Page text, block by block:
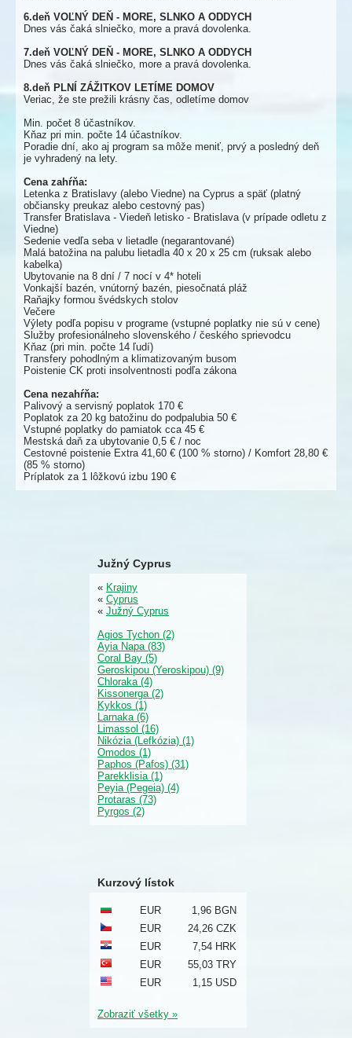
6.deň VOĽNÝ DEŇ - MORE, SLNKO A ODDYCH
Dnes vás čaká slniečko, more a pravá dovolenka.
7.deň VOĽNÝ DEŇ - MORE, SLNKO A ODDYCH
Dnes vás čaká slniečko, more a pravá dovolenka.
8.deň PLNÍ ZÁŽITKOV LETÍME DOMOV
Veriac, že ste prežili krásny čas, odletíme domov
Min. počet 8 účastníkov.
Kňaz pri min. počte 14 účastníkov.
Poradie dní, ako aj program sa môže meniť, prvý a posledný deň
je vyhradený na lety.
Cena zahŕňa:
Letenka z Bratislavy (alebo Viedne) na Cyprus a späť (platný
občiansky preukaz alebo cestovný pas)
Transfer Bratislava - Viedeň letisko - Bratislava (v prípade odletu z
Viedne)
Sedenie vedľa seba v lietadle (negarantované)
Malá batožina na palubu lietadla 40 x 20 x 25 cm (ruksak alebo
kabelka)
Ubytovanie na 8 dní / 7 nocí v 4* hoteli
Vonkajší bazén, vnútorný bazén, piesočnatá pláž
Raňajky formou švédskych stolov
Večere
Výlety podľa popisu v programe (vstupné poplatky nie sú v cene)
Služby profesionálneho slovenského / českého sprievodcu
Kňaz (pri min. počte 14 ľudí)
Transfery pohodlným a klimatizovaným busom
Poistenie CK proti insolventnosti podľa zákona
Cena nezahŕňa:
Palivový a servisný poplatok 170 €
Poplatok za 20 kg batožinu do podpalubia 50 €
Vstupné poplatky do pamiatok cca 45 €
Mestská daň za ubytovanie 0,5 € / noc
Cestovné poistenie Extra 41,60 € (100 % storno) / Komfort 28,80 €
(85 % storno)
Príplatok za 1 lôžkovú izbu 190 €
Južný Cyprus
« Krajiny
« Cyprus
« Južný Cyprus
Agios Tychon (2)
Ayia Napa (83)
Coral Bay (5)
Geroskipou (Yeroskipou) (9)
Chloraka (4)
Kissonerga (2)
Kykkos (1)
Larnaka (6)
Limassol (16)
Nikózia (Lefkózia) (1)
Omodos (1)
Paphos (Pafos) (31)
Parekklisia (1)
Peyia (Pegeia) (4)
Protaras (73)
Pyrgos (2)
Kurzový lístok
EUR
1,96 BGN
EUR
24,26 CZK
EUR
7,54 HRK
EUR
55,03 TRY
EUR
1,15 USD
Zobraziť všetky »